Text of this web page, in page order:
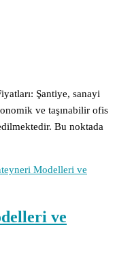
Şantiye, sanayi
ve taşınabilir ofis
Bu noktada
Modelleri ve
ve